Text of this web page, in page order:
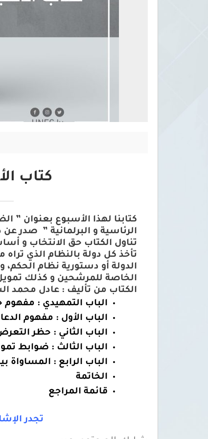
كتاب
كتابنا لهذا الأسبوع بعنوان ”
الرئاسية و البرلمانية ” صدر عن
تناول الكتاب حق الانتخاب و
تأخذ كل دولة بالنظام الذي تراه
الدولة أو دستورية نظام
الخاصة للمرشحين و كذلك تمويل
الكتاب من تأليف : عادل محمد
الباب التمهيدي : مفهوم
الباب الأول : مفهوم
الباب الثاني : حظر
الباب الثالث : ضوابط
الباب الرابع : المساواة
الخاتمة
قائمة المراجع
تجدر